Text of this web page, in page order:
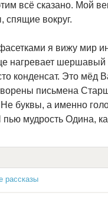
всё сказано. Мой
спящие вокруг.
я вижу мир
нагревает
конденсат. Это мёд
письмена
буквы, а именно
пью мудрость Одина,
рассказы